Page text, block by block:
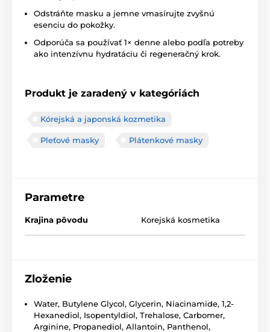
Odstráňte masku a jemne vmasírujte zvyšnú
esenciu do pokožky.
Odporúča sa používať 1× denne alebo podľa potreby
ako intenzívnu hydratáciu či regeneračný krok.
Produkt je zaradený v kategóriách
Kórejská a japonská kozmetika
Pleťové masky Plátenkové masky
Parametre
Krajina pôvodu Korejská kosmetika
Zloženie
Water, Butylene Glycol, Glycerin, Niacinamide, 1,2-
Hexanediol, Isopentyldiol, Trehalose, Carbomer,
Arginine, Propanediol, Allantoin, Panthenol,